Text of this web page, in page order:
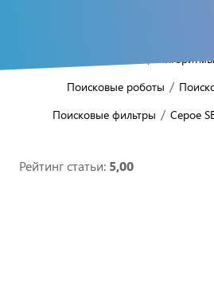
Поисковые роботы /
Поисковые фильтры / Серое
Рейтинг статьи: 5,00